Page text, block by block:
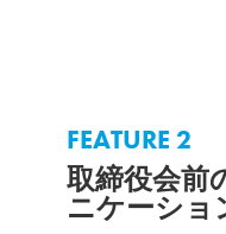
FEATURE 2
取締役会前
ニケーショ